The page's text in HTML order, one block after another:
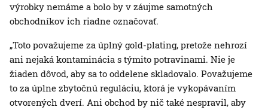
výrobky nemáme a bolo by v záujme samotných
obchodníkov ich riadne označovať.
„Toto považujeme za úplný gold-plating, pretože nehrozí
ani nejaká kontaminácia s týmito potravinami. Nie je
žiaden dôvod, aby sa to oddelene skladovalo. Považujeme
to za úplne zbytočnú reguláciu, ktorá je vykopávaním
otvorených dverí. Ani obchod by nič také nespravil, aby